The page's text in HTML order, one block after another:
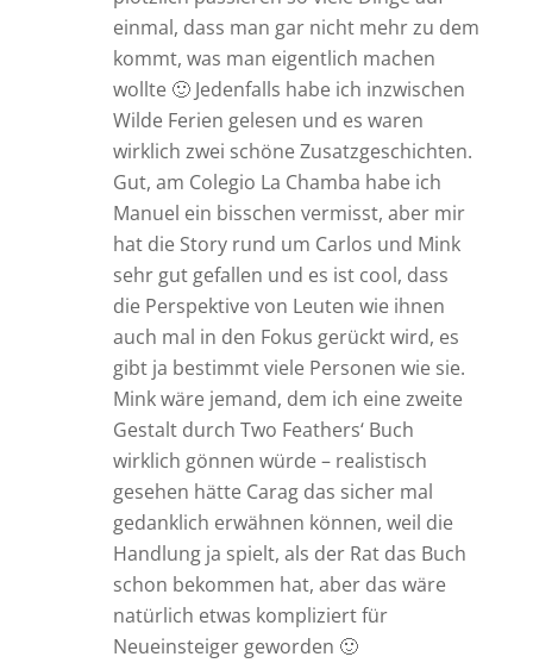
einmal, dass man gar nicht mehr zu dem
kommt, was man eigentlich machen
wollte 🙂 Jedenfalls habe ich inzwischen
Wilde Ferien gelesen und es waren
wirklich zwei schöne Zusatzgeschichten.
Gut, am Colegio La Chamba habe ich
Manuel ein bisschen vermisst, aber mir
hat die Story rund um Carlos und Mink
sehr gut gefallen und es ist cool, dass
die Perspektive von Leuten wie ihnen
auch mal in den Fokus gerückt wird, es
gibt ja bestimmt viele Personen wie sie.
Mink wäre jemand, dem ich eine zweite
Gestalt durch Two Feathers‘ Buch
wirklich gönnen würde – realistisch
gesehen hätte Carag das sicher mal
gedanklich erwähnen können, weil die
Handlung ja spielt, als der Rat das Buch
schon bekommen hat, aber das wäre
natürlich etwas kompliziert für
Neueinsteiger geworden 🙂